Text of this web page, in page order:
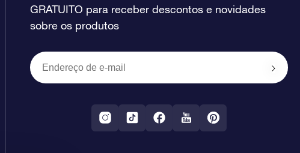
GRATUITO para receber descontos e novidades
sobre os produtos